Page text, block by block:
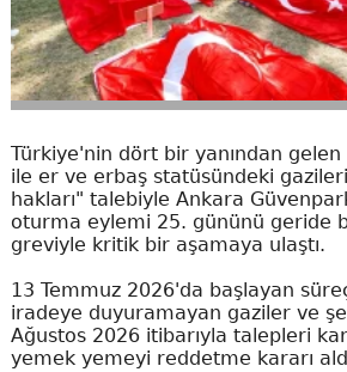
Türkiye'nin dört bir yanından gelen
ile er ve erbaş statüsündeki
hakları" talebiyle Ankara
oturma eylemi 25. gününü geride
greviyle kritik bir aşamaya ulaştı.
13 Temmuz 2026'da başlayan
iradeye duyuramayan gaziler ve
Ağustos 2026 itibarıyla talepleri
yemek yemeyi reddetme kararı